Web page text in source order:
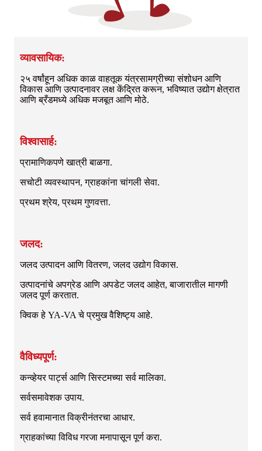
व्यावसायिक:
२५ वर्षांहून अधिक काळ वाहतूक यंत्रसामग्रीच्या संशोधन आणि
विकास आणि उत्पादनावर लक्ष केंद्रित करून, भविष्यात उद्योग क्षेत्रात
आणि ब्रँडमध्ये अधिक मजबूत आणि मोठे.
विश्वासार्ह:
प्रामाणिकपणे खात्री बाळगा.
सचोटी व्यवस्थापन, ग्राहकांना चांगली सेवा.
प्रथम श्रेय, प्रथम गुणवत्ता.
जलद:
जलद उत्पादन आणि वितरण, जलद उद्योग विकास.
उत्पादनांचे अपग्रेड आणि अपडेट जलद आहेत, बाजारातील मागणी
जलद पूर्ण करतात.
क्विक हे YA-VA चे प्रमुख वैशिष्ट्य आहे.
वैविध्यपूर्ण:
कन्व्हेयर पार्ट्स आणि सिस्टमच्या सर्व मालिका.
सर्वसमावेशक उपाय.
सर्व हवामानात विक्रीनंतरचा आधार.
ग्राहकांच्या विविध गरजा मनापासून पूर्ण करा.